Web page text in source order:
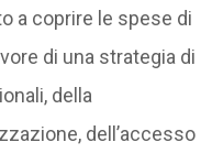
a coprire le spese di
di una strategia di
della
dell’accesso